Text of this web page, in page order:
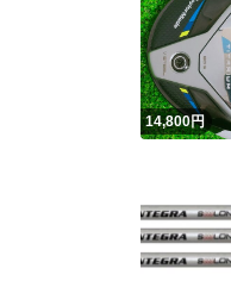
14,800円